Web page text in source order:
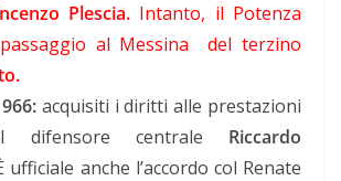
Plescia. Intanto, il Potenza
al Messina del terzino
acquisiti i diritti alle prestazioni
difensore centrale Riccardo
ufficiale anche l’accordo col Renate